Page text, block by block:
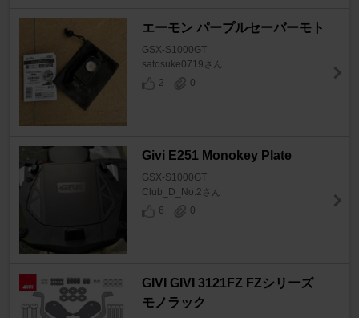
エーモン パープルセーバーモト
GSX-S1000GT
satosuke0719さん
2
0
Givi E251 Monokey Plate
GSX-S1000GT
Club_D_No.2さん
6
0
GIVI GIVI 3121FZ FZシリーズ
モノラック